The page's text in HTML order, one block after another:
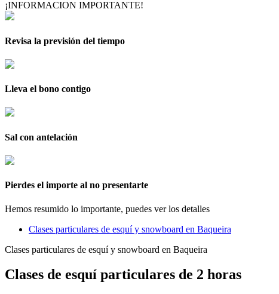
¡INFORMACION IMPORTANTE!
Revisa la previsión del tiempo
Lleva el bono contigo
Sal con antelación
Pierdes el importe al no presentarte
Hemos resumido lo importante, puedes verlos detalles
Clases particulares de esquí y snowboard en Baqueira
Clases particulares de esquí y snowboard en Baqueira
Clases de esquí particulares de 2 horas